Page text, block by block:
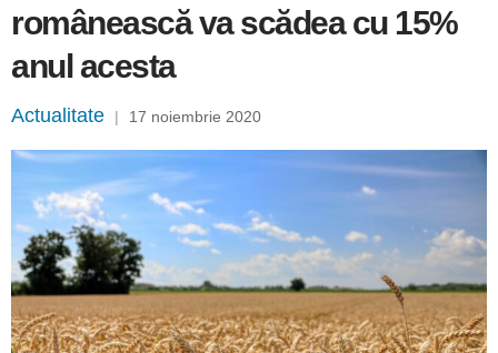
românească va scădea cu 15%
anul acesta
Actualitate | 17 noiembrie 2020